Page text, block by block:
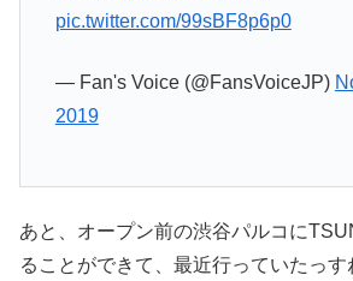
pic.twitter.com/99sBF8p6p0
— Fan's Voice (@FansVoiceJP)
2019
あと、オープン前の渋谷パルコに
ることができて、最近行っていたっ